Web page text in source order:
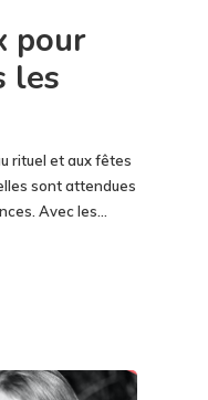
pour
les
rituel et aux fêtes
sont attendues
Avec les…